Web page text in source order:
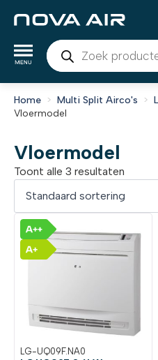
Producten
zoeken
Home Multi Split Airco's
Vloermodel
Vloermodel
Toont alle 3 resultaten
LG-UQ09F.NA0